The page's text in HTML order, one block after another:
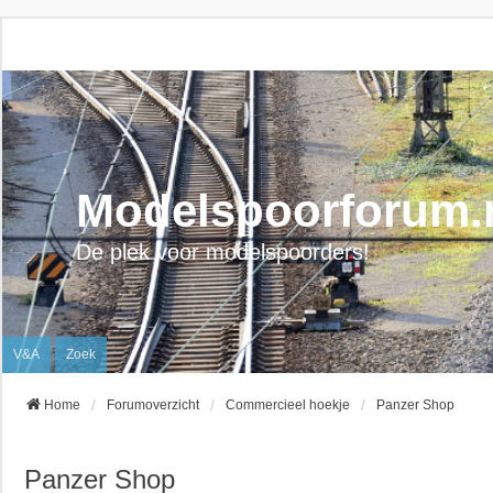
De plek voor modelspoorders!
V&A Zoek
Home Forumoverzicht Commercieel hoekje Panzer Shop
Panzer Shop